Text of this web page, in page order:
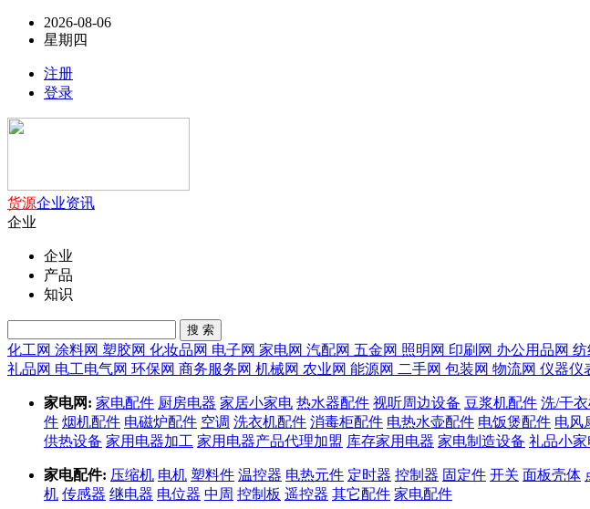
2026-08-06
星期四
注册
登录
货源企业资讯
企业
企业
产品
知识
搜 索
化工网 涂料网 塑胶网 化妆品网 电子网 家电网 汽配网 五金网 照明网 印刷网 办公用品网 纺
礼品网 电工电气网 环保网 商务服务网 机械网 农业网 能源网 二手网 包装网 物流网 仪器仪
家电网: 家电配件 厨房电器 家居小家电 热水器配件 视听周边设备 豆浆机配件 洗/干
件 烟机配件 电磁炉配件 空调 洗衣机配件 消毒柜配件 电热水壶配件 电饭煲配件 电风
供热设备 家用电器加工 家用电器产品代理加盟 库存家用电器 家电制造设备 礼品小家
家电配件: 压缩机 电机 塑料件 温控器 电热元件 定时器 控制器 固定件 开关 面板壳体
机 传感器 继电器 电位器 中周 控制板 遥控器 其它配件 家电配件